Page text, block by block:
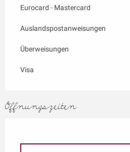
Eurocard - Mastercard
Auslandspostanweisungen
Überweisungen
Visa
Öffnungszeiten